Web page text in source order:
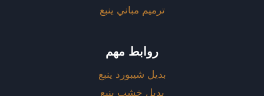
ترميم مباني ينبع
روابط مهم
بديل شيبورد ينبع
بديل خشب ينبع